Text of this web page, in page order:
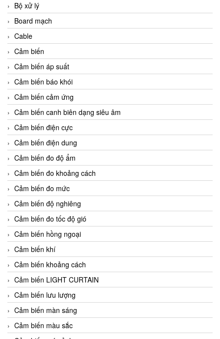
Bộ xử lý
Board mạch
Cable
Cảm biến
Cảm biến áp suất
Cảm biến báo khói
Cảm biến cảm ứng
Cảm biến canh biên dạng siêu âm
Cảm biến điện cực
Cảm biến điện dung
Cảm biến đo độ ẩm
Cảm biến đo khoảng cách
Cảm biến đo mức
Cảm biến độ nghiêng
Cảm biến đo tốc độ gió
Cảm biến hồng ngoại
Cảm biến khí
Cảm biến khoảng cách
Cảm biến LIGHT CURTAIN
Cảm biến lưu lượng
Cảm biến màn sáng
Cảm biến màu sắc